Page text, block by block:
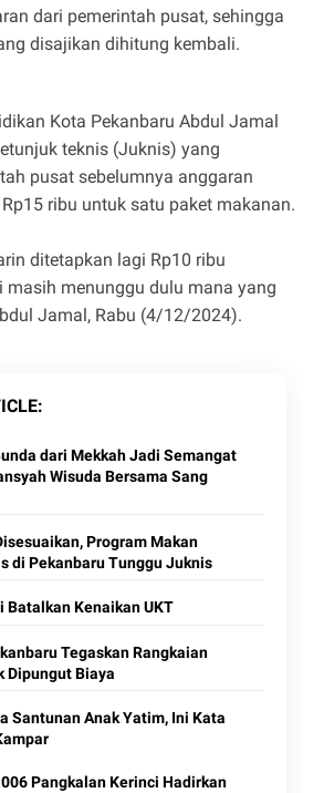
dari pemerintah pusat, sehingga
disajikan dihitung kembali.
Kota Pekanbaru Abdul Jamal
teknis (Juknis) yang
pusat sebelumnya anggaran
ribu untuk satu paket makanan.
ditetapkan lagi Rp10 ribu
masih menunggu dulu mana yang
Jamal, Rabu (4/12/2024).
dari Mekkah Jadi Semangat
Wisuda Bersama Sang
Program Makan
di Pekanbaru Tunggu Juknis
Batalkan Kenaikan UKT
Tegaskan Rangkaian
Dipungut Biaya
Santunan Anak Yatim, Ini Kata
006 Pangkalan Kerinci Hadirkan